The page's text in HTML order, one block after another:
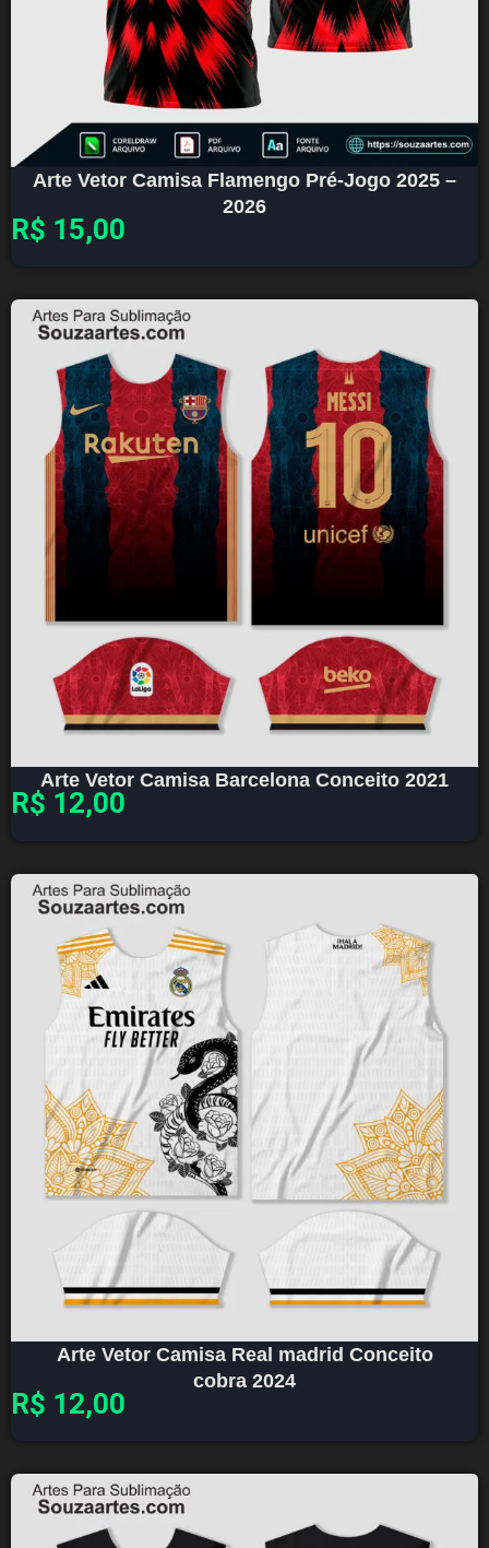
Arte Vetor Camisa Flamengo Pré-Jogo 2025 –
2026
R$ 15,00
Arte Vetor Camisa Barcelona Conceito 2021
R$ 12,00
Arte Vetor Camisa Real madrid Conceito
cobra 2024
R$ 12,00